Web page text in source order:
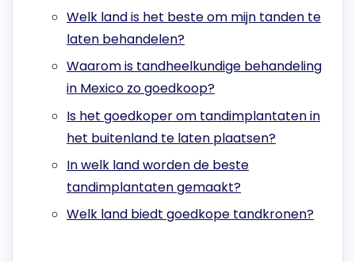
Welk land is het beste om mijn tanden te
laten behandelen?
Waarom is tandheelkundige behandeling
in Mexico zo goedkoop?
Is het goedkoper om tandimplantaten in
het buitenland te laten plaatsen?
In welk land worden de beste
tandimplantaten gemaakt?
Welk land biedt goedkope tandkronen?